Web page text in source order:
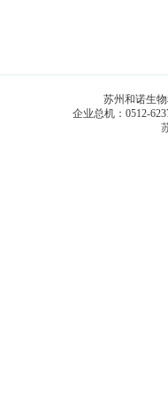
苏州和诺生
企业总机：0512-